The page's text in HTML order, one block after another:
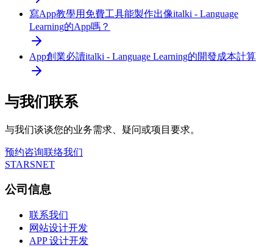
寫App教學用免費工具能製作出像italki - Language
Learning的App嗎？
App創業必讀italki - Language Learning的開發成本計算
与我们联系
与我们谈谈您的业务需求、疑问或项目要求。
预约咨询联络我们
STARSNET
公司信息
联系我们
网站设计开发
APP 设计开发